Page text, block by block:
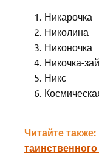
Никарочка
Николина
Никоночка
Никочка-
Никс
Читайте также: